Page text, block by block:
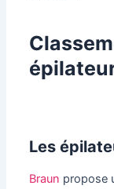
Les
Braun propose